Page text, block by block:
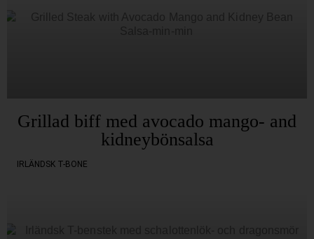
Grillad biff med avocado mango- and
kidneybönsalsa
IRLÄNDSK T-BONE